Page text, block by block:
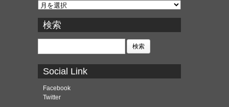
ア
カ
イ
ブ
検索
検
Social Link
Facebook
Twitter